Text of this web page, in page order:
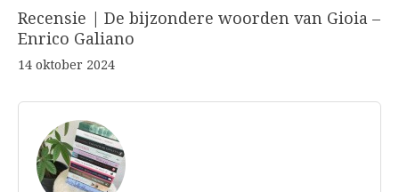
Recensie | De bijzondere woorden van Gioia –
Enrico Galiano
14 oktober 2024